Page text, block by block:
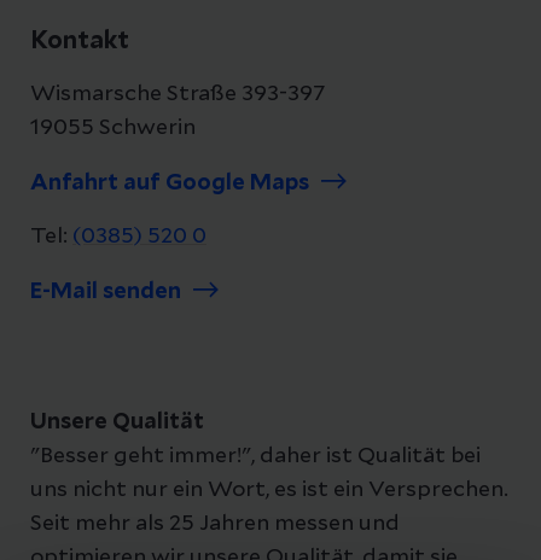
Kontakt
Wismarsche Straße 393-397
19055 Schwerin
Anfahrt auf Google Maps
Tel: (0385) 520 0
E-Mail senden
Unsere Qualität
"Besser geht immer!", daher ist Qualität bei
uns nicht nur ein Wort, es ist ein Versprechen.
Seit mehr als 25 Jahren messen und